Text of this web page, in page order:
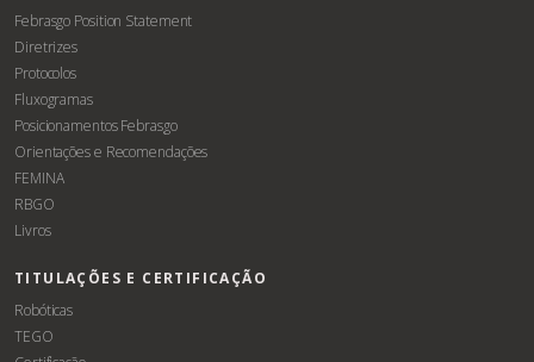
Febrasgo Position Statement
Diretrizes
Protocolos
Fluxogramas
Posicionamentos Febrasgo
Orientações e Recomendações
FEMINA
RBGO
Livros
TITULAÇÕES E CERTIFICAÇÃO
Robóticas
TEGO